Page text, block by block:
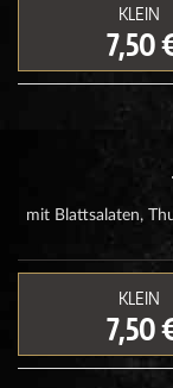
KLEIN
7,50
mit Blattsalaten,
KLEIN
7,50